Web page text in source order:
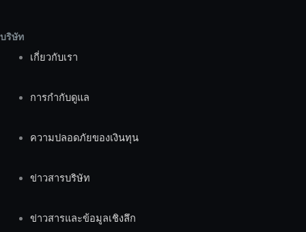
บริษัท
เกี่ยวกับเรา
การกำกับดูแล
ความปลอดภัยของเงินทุน
ข่าวสารบริษัท
ข่าวสารและข้อมูลเชิงลึก